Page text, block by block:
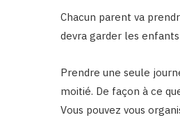
Chacun parent va
devra garder les
Prendre une seule
moitié. De façon à ce
Vous pouvez vous